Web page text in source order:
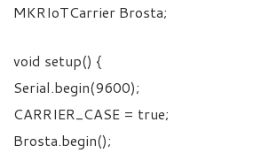
MKRIoTCarrier Brosta;
void setup() {
Serial.begin(9600);
CARRIER_CASE = true;
Brosta.begin();